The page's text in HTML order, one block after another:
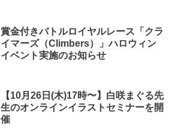
賞金付きバトルロイヤルレース「クラ
イマーズ（Climbers）」ハロウィン
イベント実施のお知らせ
【10月26日(木)17時〜】白咲まぐる先
生のオンラインイラストセミナーを開
催